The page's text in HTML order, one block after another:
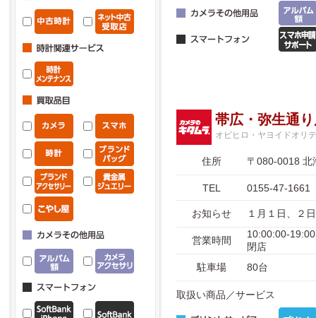
帯広・弥生通
オビヒロ・ヤヨイドオリ
住所 〒080-0018 北
TEL 0155-47-1661
お知らせ １月１日、２
営業時間
10:00:00-
閉店
駐車場
80台
取扱い商品／サービス